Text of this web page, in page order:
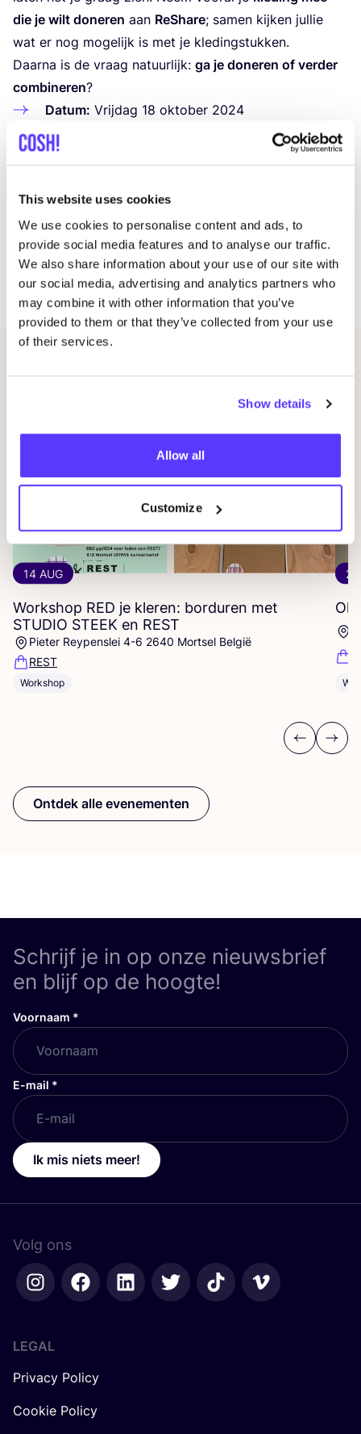
This website uses cookies
We use cookies to personalise content and ads, to
provide social media features and to analyse our traffic.
We also share information about your use of our site with
our social media, advertising and analytics partners who
may combine it with other information that you’ve
provided to them or that they’ve collected from your use
of their services.
Show details
Allow all
Customize
die je wilt done­ren aan ReS­ha­re; samen kij­ken jul­lie
wat er nog moge­lijk is met je kledingstukken.
Daar­na is de vraag natuur­lijk: ga je done­ren of ver­der
com­bi­ne­ren?
Datum: Vrij­dag 18 okto­ber 2024
Tijd:
Loca­tie:
ReS­ha­re Sto­re Amster­dam, Bil­der­dijk­
*De Wear for Life-cam­pag­ne is een samen­wer­king
tus­senMKBMetro­pool Amster­dam,OBAAmster­dam,
COSH! en de gemeen­te Amster­dam. Samen met loka­le
Amster­dam­se ini­ti­a­tie­ven wil­len we mode­lief­heb­bers
inspi­re­ren om bewus­ter met hun kle­ding om te gaan.
Gerelateerde evenementen
14 AUG
Workshop RED je kleren: borduren met
STUDIO STEEK en REST
Pieter Reypenslei 4-6 2640 Mortsel België
REST
Workshop
Previous
Next
Ontdek alle evenementen
Schrijf je in op onze nieuwsbrief
en blijf op de hoogte!
Voornaam *
E-mail *
Ik mis niets meer!
Volg ons
LEGAL
Privacy Policy
Cookie Policy